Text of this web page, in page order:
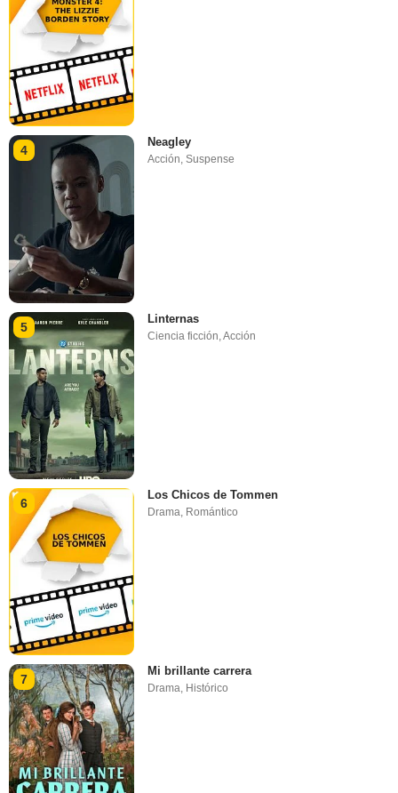
4
Neagley
Acción,Suspense
5
Linternas
Ciencia ficción ,Acción
6
Los Chicos de Tommen
Drama, Romántico
7
Mi brillante carrera
Drama, Histórico